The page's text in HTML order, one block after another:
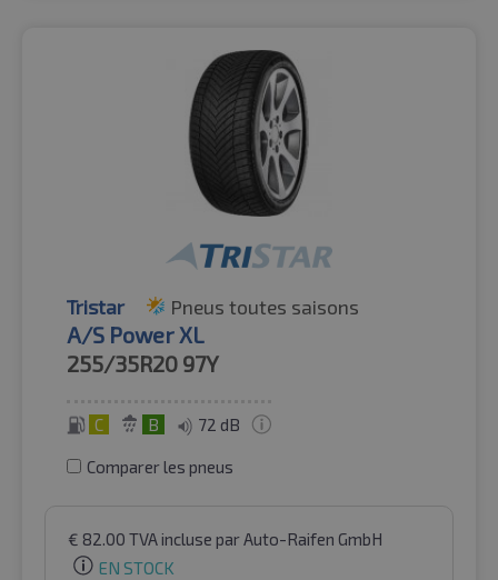
Tristar Pneus toutes saisons
A/S Power XL
255/35R20 97Y
C B 72 dB
Comparer les pneus
€ 82.00 TVA incluse par Auto-Raifen GmbH
EN STOCK